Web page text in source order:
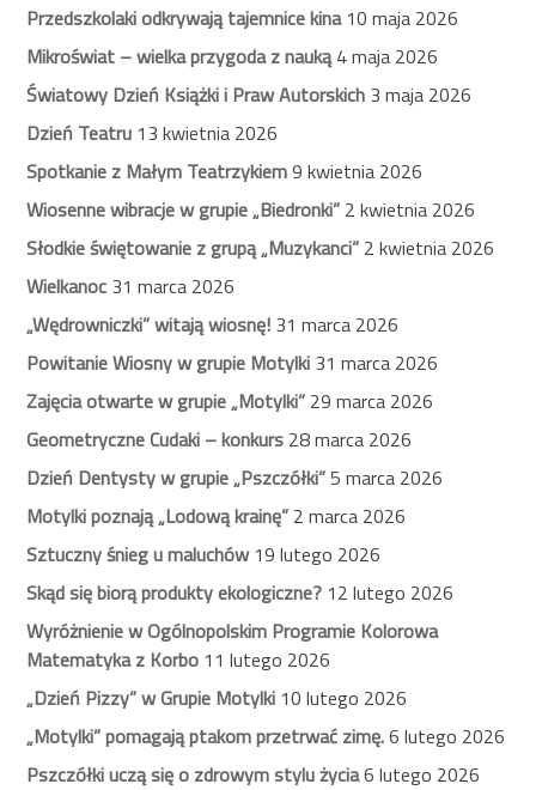
Przedszkolaki odkrywają tajemnice kina10 maja 2026
Mikroświat – wielka przygoda z nauką4 maja 2026
Światowy Dzień Książki i Praw Autorskich 3 maja 2026
Dzień Teatru 13 kwietnia 2026
Spotkanie z Małym Teatrzykiem9 kwietnia 2026
Wiosenne wibracje w grupie „Biedronki” 2 kwietnia 2026
Słodkie świętowanie z grupą „Muzykanci” 2 kwietnia 2026
Wielkanoc 31 marca 2026
„Wędrowniczki” witają wiosnę! 31 marca 2026
Powitanie Wiosny w grupie Motylki 31 marca 2026
Zajęcia otwarte w grupie „Motylki” 29 marca 2026
Geometryczne Cudaki – konkurs 28 marca 2026
Dzień Dentysty w grupie „Pszczółki”5 marca 2026
Motylki poznają „Lodową krainę” 2 marca 2026
Sztuczny śnieg u maluchów19 lutego 2026
Skąd się biorą produkty ekologiczne? 12 lutego 2026
Wyróżnienie w Ogólnopolskim Programie Kolorowa
Matematyka z Korbo 11 lutego 2026
„Dzień Pizzy” w Grupie Motylki 10 lutego 2026
„Motylki” pomagają ptakom przetrwać zimę.6 lutego 2026
Pszczółki uczą się o zdrowym stylu życia6 lutego 2026